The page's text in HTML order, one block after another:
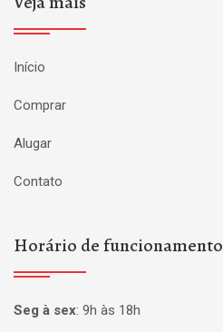
Início
Comprar
Alugar
Contato
Horário de funcionamento
Seg à sex: 9h às 18h